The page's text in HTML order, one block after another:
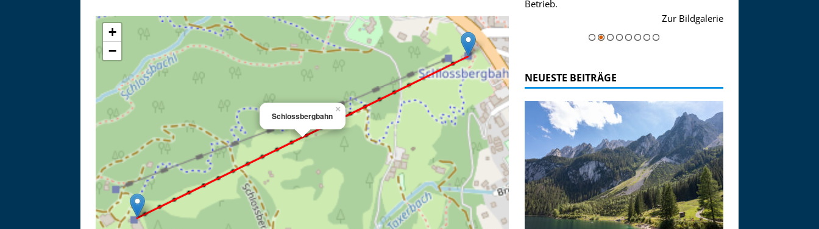
Schlossbergbahn
×
+
−
Zur Bildgalerie
Betrieb.
Zur Bildgaleriemajestätisch...
NEUESTE BEITRÄGE